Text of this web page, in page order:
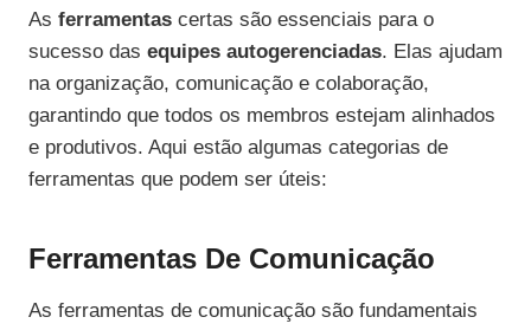
As ferramentas certas são essenciais para o
sucesso das equipes autogerenciadas. Elas ajudam
na organização, comunicação e colaboração,
garantindo que todos os membros estejam alinhados
e produtivos. Aqui estão algumas categorias de
ferramentas que podem ser úteis:
Ferramentas De Comunicação
As ferramentas de comunicação são fundamentais